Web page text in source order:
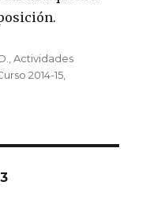
,Actividades
2014-15